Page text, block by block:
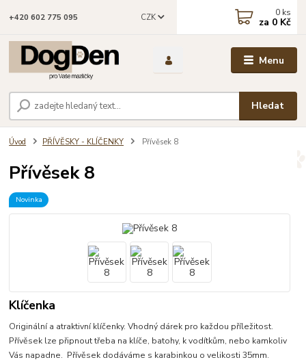
Menu
CZK
Hledat
+420 602 775 095 0 ks
za 0 Kč
Úvod PŘÍVĚSKY - KLÍČENKY Přívěsek 8
Přívěsek 8
Novinka
Klíčenka
Originální a atraktivní klíčenky. Vhodný dárek pro každou příležitost.
Přívěsek lze připnout třeba na klíče, batohy, k vodítkům, nebo kamkoliv
Vás napadne. Přívěsek dodáváme s karabinkou o velikosti 35mm.